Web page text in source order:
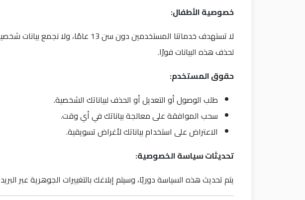
خصوصية الأطفال:
لا تستهدف خدماتنا المستخدمين
لحذف هذه البيانات فورًا.
حقوق المستخدم:
طلب الوصول أو التعديل أو الحذف لبياناتك الشخصية.
سحب الموافقة على معالجة بياناتك في أي وقت.
الاعتراض على استخدام بياناتك لأغراض تسويقية.
تحديثات سياسة الخصوصية:
يتم تحديث هذه السياسة دوريًا، وسيتم إبلاغك بالتغييرات الجوهرية عبر